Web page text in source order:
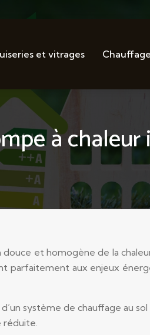
et vitrages
à
et homogène de la
parfaitement aux enjeux
système de chauffage au
réduite.